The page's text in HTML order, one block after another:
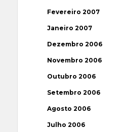
Fevereiro 2007
Janeiro 2007
Dezembro 2006
Novembro 2006
Outubro 2006
Setembro 2006
Agosto 2006
Julho 2006